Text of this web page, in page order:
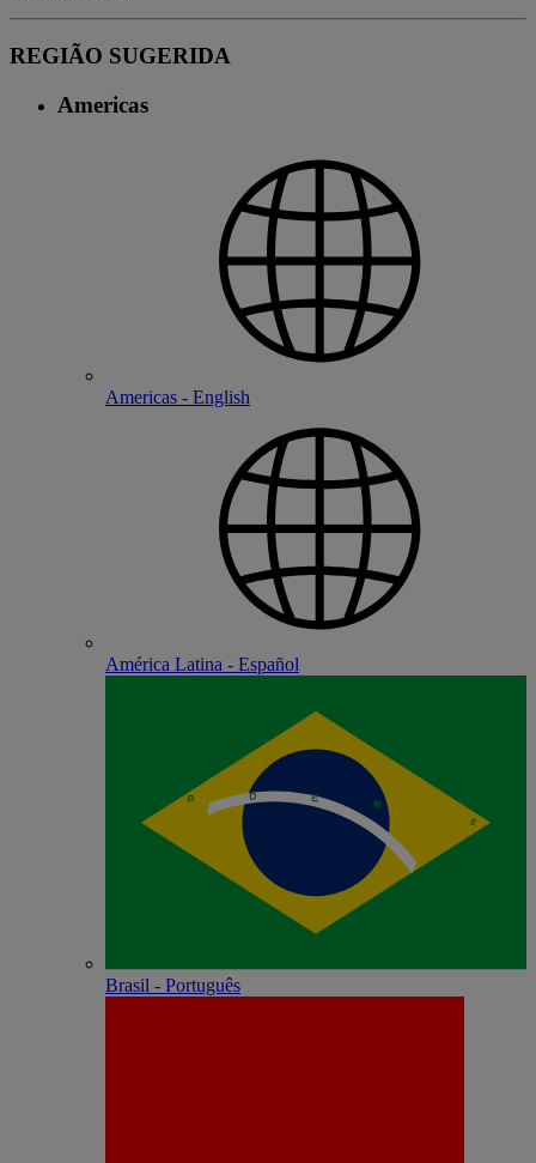
REGIÃO SUGERIDA
Americas
Americas - English
América Latina - Español
Brasil - Português